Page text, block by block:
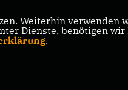
Weiterhin
Dienste, benötigen
.